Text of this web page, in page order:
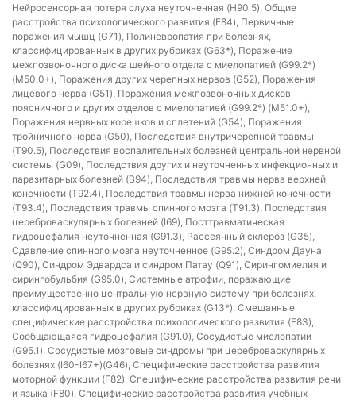
Нейросенсорная потеря слуха неуточненная (H90.5), Общие
расстройства психологического развития (F84), Первичные
поражения мышц (G71), Полиневропатия при болезнях,
классифицированных в других рубриках (G63*), Поражение
межпозвоночного диска шейного отдела с миелопатией (G99.2*)
(M50.0+), Поражения других черепных нервов (G52), Поражения
лицевого нерва (G51), Поражения межпозвоночных дисков
поясничного и других отделов с миелопатией (G99.2*) (M51.0+),
Поражения нервных корешков и сплетений (G54), Поражения
тройничного нерва (G50), Последствия внутричерепной травмы
(T90.5), Последствия воспалительных болезней центральной нервной
системы (G09), Последствия других и неуточненных инфекционных и
паразитарных болезней (B94), Последствия травмы нерва верхней
конечности (T92.4), Последствия травмы нерва нижней конечности
(T93.4), Последствия травмы спинного мозга (T91.3), Последствия
цереброваскулярных болезней (I69), Посттравматическая
гидроцефалия неуточненная (G91.3), Рассеянный склероз (G35),
Сдавление спинного мозга неуточненное (G95.2), Синдром Дауна
(Q90), Синдром Эдвардса и синдром Патау (Q91), Сирингомиелия и
сирингобульбия (G95.0), Системные атрофии, поражающие
преимущественно центральную нервную систему при болезнях,
классифицированных в других рубриках (G13*), Смешанные
специфические расстройства психологического развития (F83),
Сообщающаяся гидроцефалия (G91.0), Сосудистые миелопатии
(G95.1), Сосудистые мозговые синдромы при цереброваскулярных
болезнях (I60-I67+)(G46), Специфические расстройства развития
моторной функции (F82), Специфические расстройства развития речи
и языка (F80), Специфические расстройства развития учебных